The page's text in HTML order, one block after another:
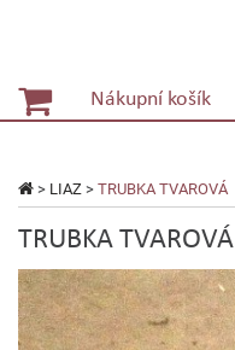
Nákupní košík
> LIAZ > TRUBKA TVAROVÁ
TRUBKA TVAROVÁ